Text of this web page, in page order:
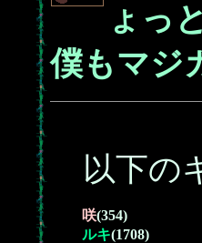
ょっ
僕もマジ
以下の
咲(354)
ルキ(1708)